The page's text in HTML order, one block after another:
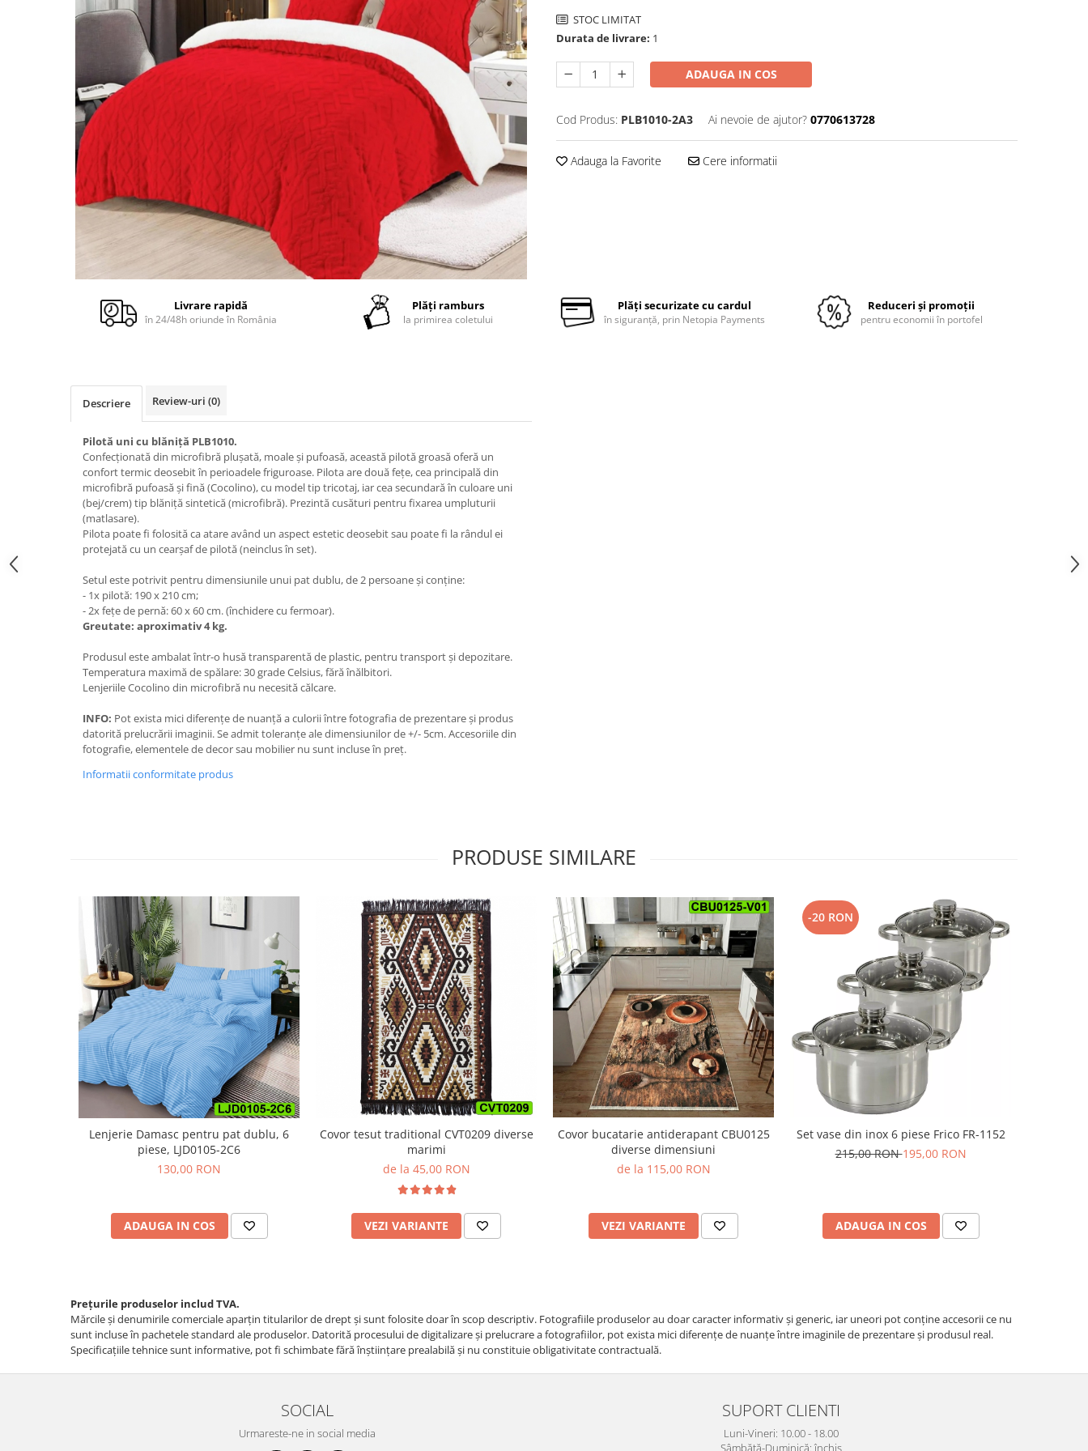
Cuverturi bumbac
Huse de protectie pat finet
Huse de protecție scaun
Prosoape de baie
Electrocasnice
Cântare electronice
Produse de cult religios
STOC LIMITAT
Durata de livrare: 1
ADAUGA IN COS
Cod Produs: PLB1010-2A3 Ai nevoie de ajutor? 0770613728
Adauga la Favorite Cere informatii
Livrare rapidă
în 24/48h oriunde în România
Plăți ramburs
la primirea coletului
Plăți securizate cu cardul
în siguranță, prin Netopia Payments
Reduceri și promoții
pentru economii în portofel
Descriere Review-uri (0)
Pilotă uni cu blăniță PLB1010.
Confecționată din microfibră plușată, moale și pufoasă, această pilotă groasă oferă un
confort termic deosebit în perioadele friguroase. Pilota are două fețe, cea principală din
microfibră pufoasă și fină (Cocolino), cu model tip tricotaj, iar cea secundară în culoare uni
(bej/crem) tip blăniță sintetică (microfibră). Prezintă cusături pentru fixarea umpluturii
(matlasare).
Pilota poate fi folosită ca atare având un aspect estetic deosebit sau poate fi la rândul ei
protejată cu un cearșaf de pilotă (neinclus în set).
Setul este potrivit pentru dimensiunile unui pat dublu, de 2 persoane și conține:
- 1x pilotă: 190 x 210 cm;
- 2x fețe de pernă: 60 x 60 cm. (închidere cu fermoar).
Greutate: aproximativ 4 kg.
Produsul este ambalat într-o husă transparentă de plastic, pentru transport și depozitare.
Temperatura maximă de spălare: 30 grade Celsius, fără înălbitori.
Lenjeriile Cocolino din microfibră nu necesită călcare.
INFO: Pot exista mici diferențe de nuanță a culorii între fotografia de prezentare și produs
datorită prelucrării imaginii. Se admit toleranțe ale dimensiunilor de +/- 5cm. Accesoriile din
fotografie, elementele de decor sau mobilier nu sunt incluse în preț.
Informatii conformitate produs
PRODUSE SIMILARE
Lenjerie Damasc pentru pat dublu, 6
piese, LJD0105-2C6
130,00 RON
ADAUGA IN COS
Covor tesut traditional CVT0209 diverse
marimi
de la 45,00 RON
VEZI VARIANTE
Covor bucatarie antiderapant CBU0125
diverse dimensiuni
de la 115,00 RON
VEZI VARIANTE
-20 RON
Set vase din inox 6 piese Frico FR-1152
215,00 RON195,00 RON
ADAUGA IN COS
Prețurile produselor includ TVA.
Mărcile și denumirile comerciale aparțin titularilor de drept şi sunt folosite doar în scop descriptiv. Fotografiile produselor au doar caracter informativ şi generic, iar uneori pot conţine accesorii ce nu
sunt incluse în pachetele standard ale produselor. Datorită procesului de digitalizare și prelucrare a fotografiilor, pot exista mici diferențe de nuanțe între imaginile de prezentare și produsul real.
Specificaţiile tehnice sunt informative, pot fi schimbate fără înştiinţare prealabilă şi nu constituie obligativitate contractuală.
SOCIAL
Urmareste-ne in social media
SUPORT CLIENTI
Luni-Vineri: 10.00 - 18.00
Sâmbătă-Duminică: închis